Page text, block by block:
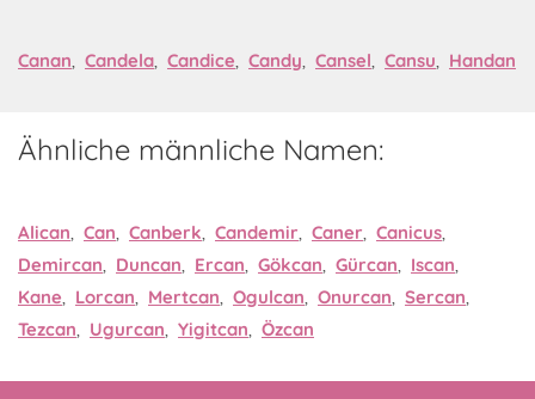
Canan, Candela, Candice, Candy, Cansel, Cansu, Handan
Ähnliche männliche Namen:
Alican, Can, Canberk, Candemir, Caner, Canicus,
Demircan, Duncan, Ercan, Gökcan, Gürcan, Iscan,
Kane, Lorcan, Mertcan, Ogulcan, Onurcan, Sercan,
Tezcan, Ugurcan, Yigitcan, Özcan